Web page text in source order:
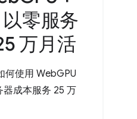
零服务
万月活
何使用 WebGPU
成本服务 25 万